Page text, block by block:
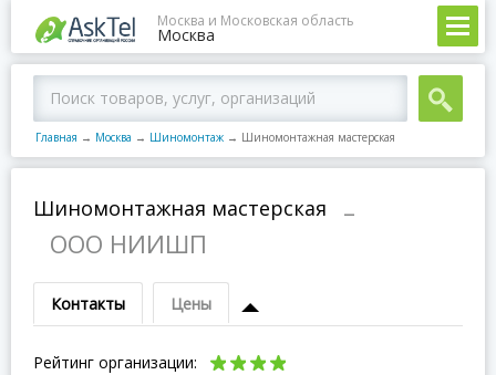
Москва и Московская область
Москва
Главная → Москва → Шиномонтаж → Шиномонтажная мастерская
Шиномонтажная мастерская
–
ООО НИИШП
Контакты Цены
Рейтинг организации: